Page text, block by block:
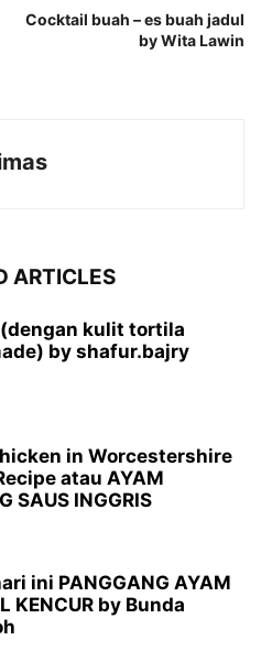
Cocktail buah – es buah jadul
by Wita Lawin
ARTICLES
(dengan kulit tortila
by shafur.bajry
in Worcestershire
atau AYAM
SAUS INGGRIS
ini PANGGANG AYAM
KENCUR by Bunda